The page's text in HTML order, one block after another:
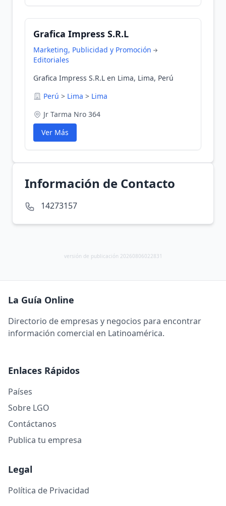
Grafica Impress S.R.L
Marketing, Publicidad y Promoción
Editoriales
Grafica Impress S.R.L en Lima, Lima, Perú
Perú > Lima > Lima
Jr Tarma Nro 364
Ver Más
Información de Contacto
14273157
versión de publicación 20260806022831
La Guía Online
Directorio de empresas y negocios para encontrar
información comercial en Latinoamérica.
Enlaces Rápidos
Países
Sobre LGO
Contáctanos
Publica tu empresa
Legal
Política de Privacidad